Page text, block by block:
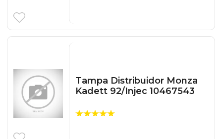
Tampa Distribuidor Monza
Kadett 92/Injec 10467543